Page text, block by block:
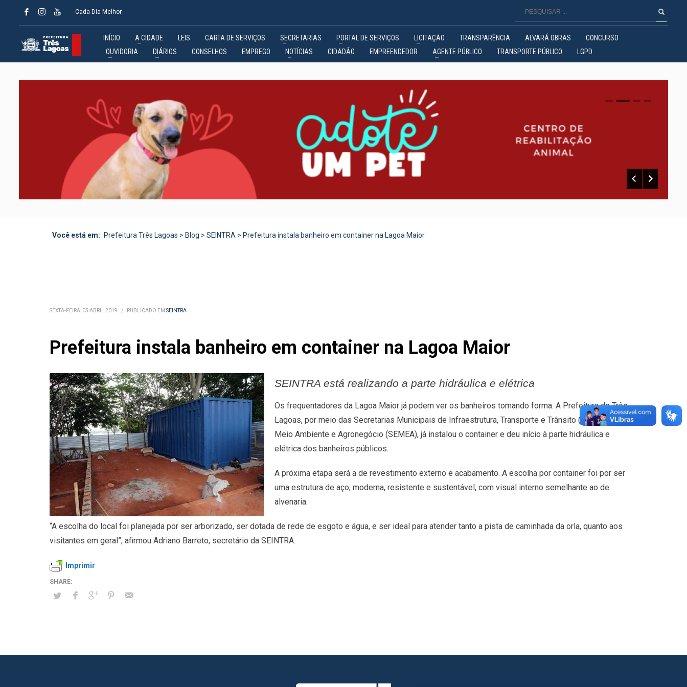
Cada Dia Melhor
INÍCIO A CIDADE LEIS CARTA DE SERVIÇOS SECRETARIAS PORTAL DE SERVIÇOS LICITAÇÃO TRANSPARÊNCIA ALVARÁ OBRAS
CONCURSO
OUVIDORIA
DIÁRIOS CONSELHOS EMPREGO NOTÍCIAS CIDADÃO EMPREENDEDOR AGENTE PÚBLICO TRANSPORTE PÚBLICO LGPD
0 1 2
Você está em: Prefeitura Três Lagoas > Blog > SEINTRA > Prefeitura instala banheiro em container na Lagoa Maior
SEXTA-FEIRA, 05 ABRIL 2019 / PUBLICADO EM SEINTRA
Prefeitura instala banheiro em container na Lagoa Maior
SEINTRA está realizando a parte hidráulica e elétrica
Os frequentadores da Lagoa Maior já podem ver os banheiros tomando forma. A Prefeitura de Três
Lagoas, por meio das Secretarias Municipais de Infraestrutura, Transporte e Trânsito (SEINTRA) e de
Meio Ambiente e Agronegócio (SEMEA), já instalou o container e deu início à parte hidráulica e
elétrica dos banheiros públicos.
A próxima etapa será a de revestimento externo e acabamento. A escolha por container foi por ser
uma estrutura de aço, moderna, resistente e sustentável, com visual interno semelhante ao de
alvenaria.
“A escolha do local foi planejada por ser arborizado, ser dotada de rede de esgoto e água, e ser ideal para atender tanto a pista de caminhada da orla, quanto aos
visitantes em geral”, afirmou Adriano Barreto, secretário da SEINTRA.
Imprimir